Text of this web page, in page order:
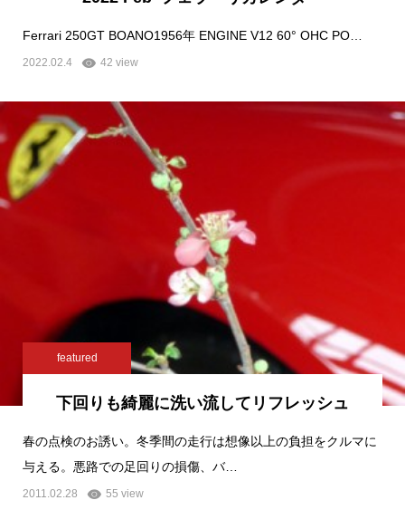
Ferrari 250GT BOANO1956年 ENGINE V12 60° OHC PO…
2022.02.4 42 view
featured
下回りも綺麗に洗い流してリフレッシュ
春の点検のお誘い。冬季間の走行は想像以上の負担をクルマに
与える。悪路での足回りの損傷、バ…
2011.02.28 55 view